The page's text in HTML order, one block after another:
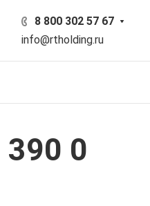
8 800 302 57 67
info@rtholding.ru
0